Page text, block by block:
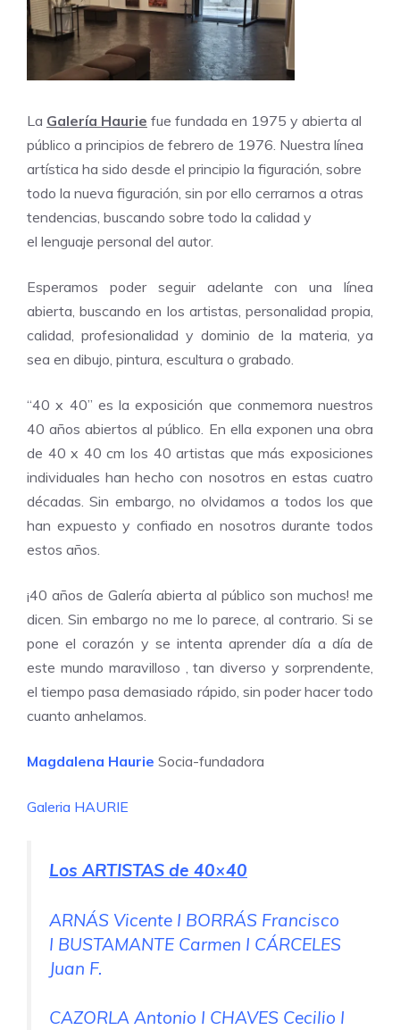
La Galería Haurie fue fundada en 1975 y abierta al
público a principios de febrero de 1976. Nuestra línea
artística ha sido desde el principio la figuración, sobre
todo la nueva figuración, sin por ello cerrarnos a otras
tendencias, buscando sobre todo la calidad y
el lenguaje personal del autor.
Esperamos poder seguir adelante con una línea
abierta, buscando en los artistas, personalidad propia,
calidad, profesionalidad y dominio de la materia, ya
sea en dibujo, pintura, escultura o grabado.
“40 x 40” es la exposición que conmemora nuestros
40 años abiertos al público. En ella exponen una obra
de 40 x 40 cm los 40 artistas que más exposiciones
individuales han hecho con nosotros en estas cuatro
décadas. Sin embargo, no olvidamos a todos los que
han expuesto y confiado en nosotros durante todos
estos años.
¡40 años de Galería abierta al público son muchos! me
dicen. Sin embargo no me lo parece, al contrario. Si se
pone el corazón y se intenta aprender día a día de
este mundo maravilloso , tan diverso y sorprendente,
el tiempo pasa demasiado rápido, sin poder hacer todo
cuanto anhelamos.
Magdalena Haurie Socia-fundadora
Galeria HAURIE
Los ARTISTAS de 40×40
ARNÁS Vicente I BORRÁS Francisco
I BUSTAMANTE Carmen I CÁRCELES
Juan F.
CAZORLA Antonio I CHAVES Cecilio I